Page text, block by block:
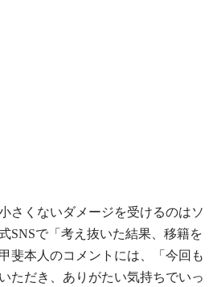
さくないダメージを受けるのはソ
SNSで「考え抜いた結果、移籍を
斐本人のコメントには、「今回も
ただき、ありがたい気持ちでいっ